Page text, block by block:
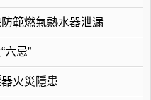
範燃氣熱水器泄漏
六忌”
火災隱患